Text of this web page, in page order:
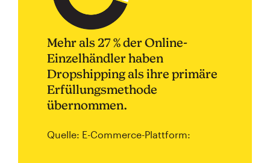
Mehr als 27 % der Online-
Einzelhändler haben
Dropshipping als ihre primäre
Erfüllungsmethode
übernommen.
Quelle: E-Commerce-Plattform: